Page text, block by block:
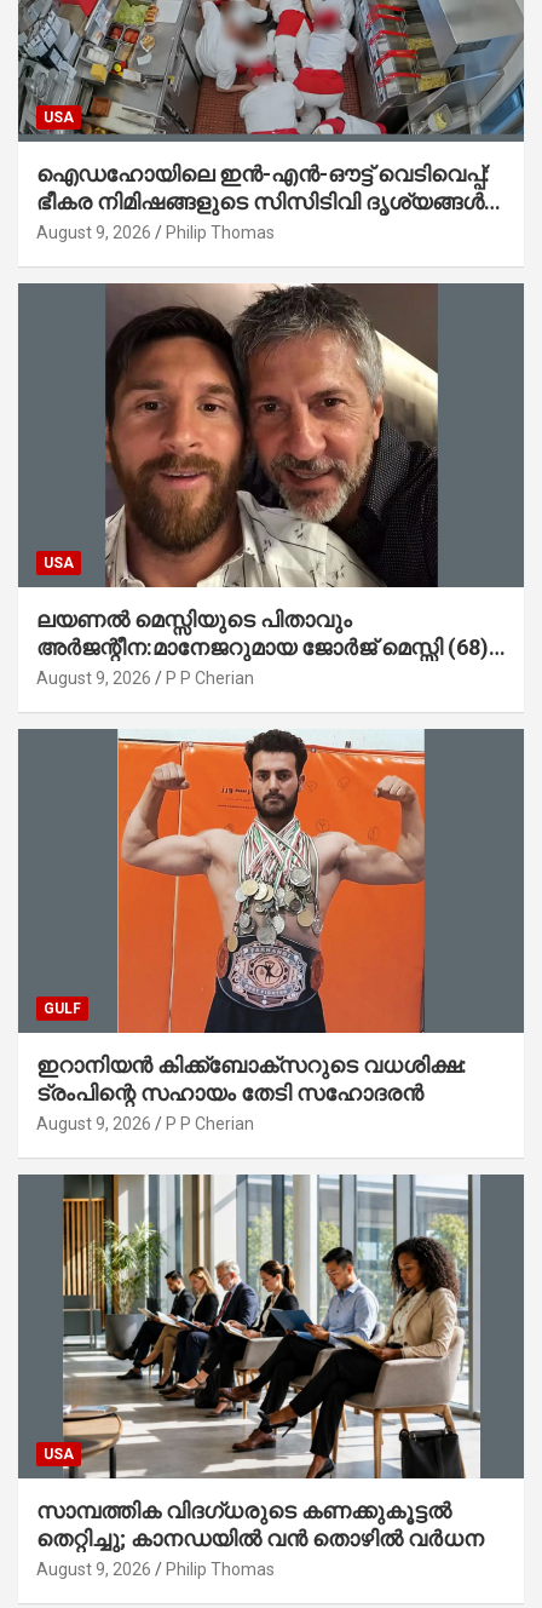
USA
ഐഡഹോയിലെ ഇൻ-എൻ-ഔട്ട് വെടിവെപ്പ്:
ഭീകര നിമിഷങ്ങളുടെ സിസിടിവി ദൃശ്യങ്ങൾ
പുറത്ത്; ആക്രമണത്തിന് പിന്നിലെ കാരണം
August 9, 2026 Philip Thomas
USA
ലയണൽ മെസ്സിയുടെ പിതാവും
അർജന്റീന:മാനേജറുമായ ജോർജ് മെസ്സി (68)
അന്തരിച്ചു
August 9, 2026 P P Cherian
GULF
ഇറാനിയൻ കിക്ക്ബോക്സറുടെ വധശിക്ഷ:
ട്രംപിന്റെ സഹായം തേടി സഹോദരൻ
August 9, 2026 P P Cherian
USA
സാമ്പത്തിക വിദഗ്ധരുടെ കണക്കുകൂട്ടൽ
തെറ്റിച്ചു; കാനഡയിൽ വൻ തൊഴിൽ വർധന
August 9, 2026 Philip Thomas